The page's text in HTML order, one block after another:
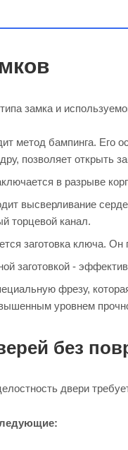
замка и
метод бампинга. Его
позволяет открыть
в разрыве
высверливание
торцевой канал.
заготовка ключа.
заготовкой -
фрезу,
уровнем
без
двери